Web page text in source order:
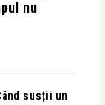
nu
susții un